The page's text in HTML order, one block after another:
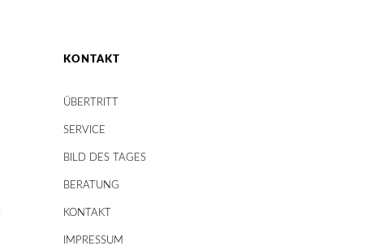
KONTAKT
ÜBERTRITT
SERVICE
BILD DES TAGES
BERATUNG
KONTAKT
IMPRESSUM